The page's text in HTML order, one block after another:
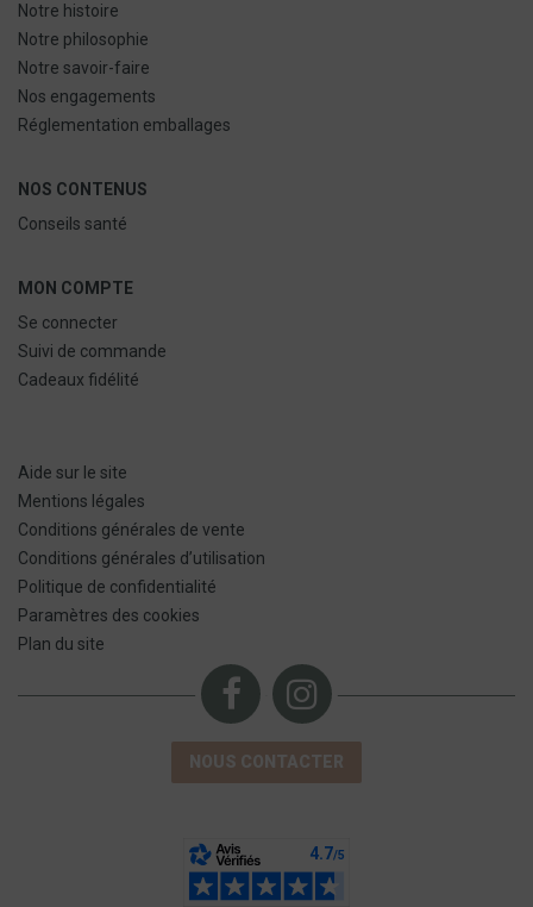
Notre histoire
Notre philosophie
Notre savoir-faire
Nos engagements
Réglementation emballages
NOS CONTENUS
Conseils santé
MON COMPTE
Se connecter
Suivi de commande
Cadeaux fidélité
Aide sur le site
Mentions légales
Conditions générales de vente
Conditions générales d’utilisation
Politique de confidentialité
Paramètres des cookies
Plan du site
NOUS CONTACTER